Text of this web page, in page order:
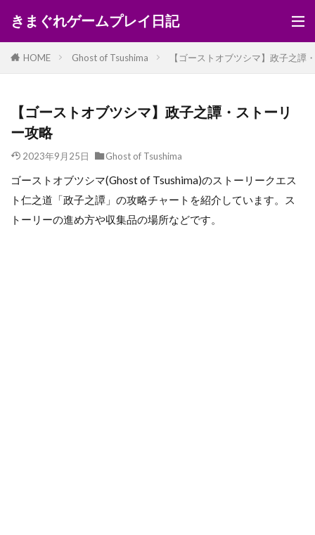
きまぐれゲームプレイ日記
HOME Ghost of Tsushima 【ゴーストオブツシマ】政子之譚
【ゴーストオブツシマ】政子之譚・ストーリ
ー攻略
2023年9月25日 Ghost of Tsushima
ゴーストオブツシマ(Ghost of Tsushima)のストーリークエス
ト仁之道「政子之譚」の攻略チャートを紹介しています。ス
トーリーの進め方や収集品の場所などです。